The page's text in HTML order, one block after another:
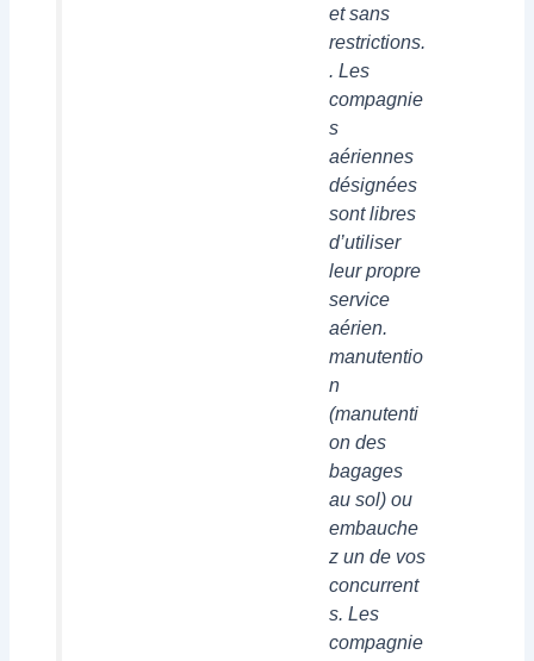
et sans
restrictions.
. Les
compagnie
s
aériennes
désignées
sont libres
d’utiliser
leur propre
service
aérien.
manutentio
n
(manutenti
on des
bagages
au sol) ou
embauche
z un de vos
concurrent
s. Les
compagnie